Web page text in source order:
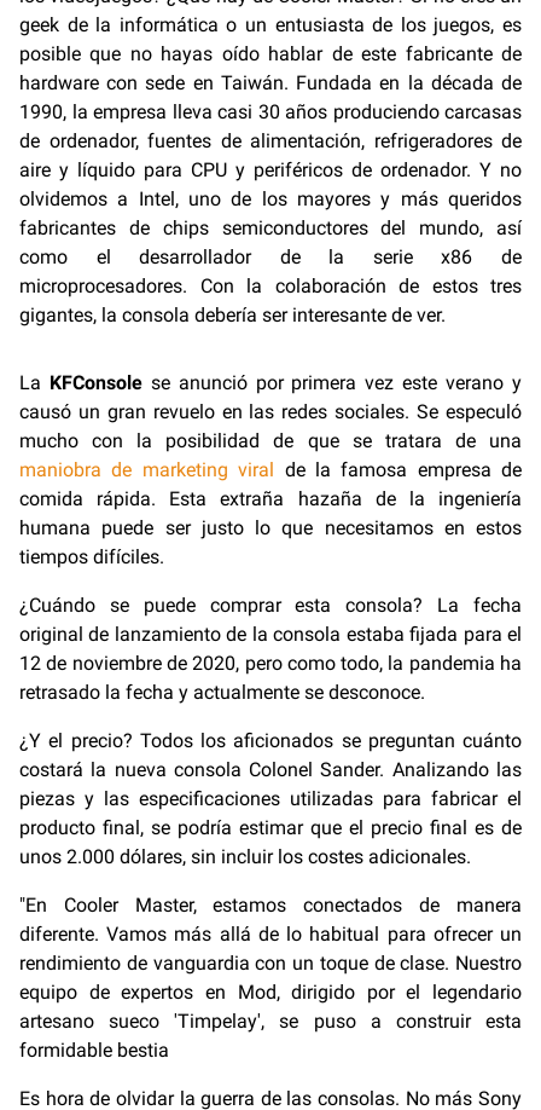
geek de la informática o un entusiasta de los juegos, es
posible que no hayas oído hablar de este fabricante de
hardware con sede en Taiwán. Fundada en la década de
1990, la empresa lleva casi 30 años produciendo carcasas
de ordenador, fuentes de alimentación, refrigeradores de
aire y líquido para CPU y periféricos de ordenador. Y no
olvidemos a Intel, uno de los mayores y más queridos
fabricantes de chips semiconductores del mundo, así
como el desarrollador de la serie x86 de
microprocesadores. Con la colaboración de estos tres
gigantes, la consola debería ser interesante de ver.
La KFConsolese anunció por primera vez este verano y
causó un gran revuelo en las redes sociales. Se especuló
mucho con la posibilidad de que se tratara de una
maniobra de marketing viral de la famosa empresa de
comida rápida. Esta extraña hazaña de la ingeniería
humana puede ser justo lo que necesitamos en estos
tiempos difíciles.
¿Cuándo se puede comprar esta consola? La fecha
original de lanzamiento de la consola estaba fijada para el
12 de noviembre de 2020, pero como todo, la pandemia ha
retrasado la fecha y actualmente se desconoce.
¿Y el precio? Todos los aficionados se preguntan cuánto
costará la nueva consola Colonel Sander. Analizando las
piezas y las especificaciones utilizadas para fabricar el
producto final, se podría estimar que el precio final es de
unos 2.000 dólares, sin incluir los costes adicionales.
"En Cooler Master, estamos conectados de manera
diferente. Vamos más allá de lo habitual para ofrecer un
rendimiento de vanguardia con un toque de clase. Nuestro
equipo de expertos en Mod, dirigido por el legendario
artesano sueco 'Timpelay', se puso a construir esta
formidable bestia
Es hora de olvidar la guerra de las consolas. No más Sony